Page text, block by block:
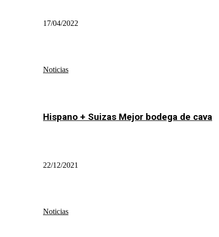
17/04/2022
Noticias
Hispano + Suizas Mejor bodega de cava
22/12/2021
Noticias